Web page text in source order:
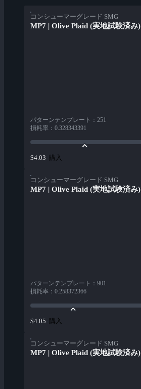
コンシューマーグレード SMG
MP7 | Olive Plaid (実地試験済み)
パターンテンプレート ： 251
損耗率 ： 0.328343391
$4.03 購入
コンシューマーグレード SMG
MP7 | Olive Plaid (実地試験済み)
パターンテンプレート ： 901
損耗率 ： 0.258372366
$4.05 購入
コンシューマーグレード SMG
MP7 | Olive Plaid (実地試験済み)